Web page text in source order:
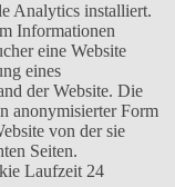
Analytics installiert.
Informationen
eine Website
eines
der Website. Die
anonymisierter Form
von der sie
Seiten.
Laufzeit 24